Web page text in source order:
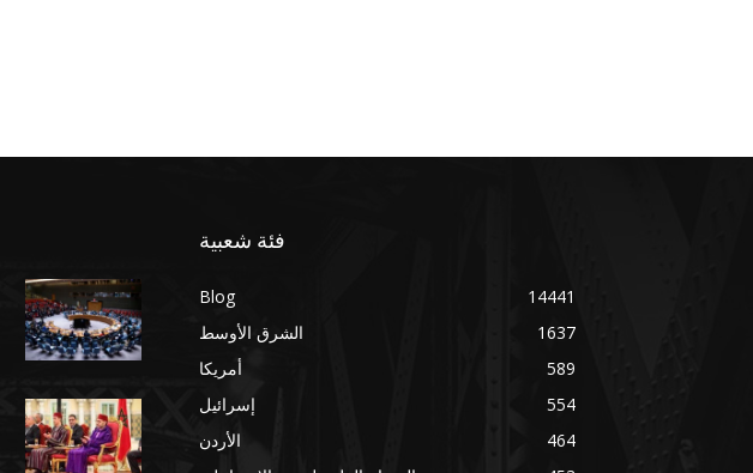
فئة شعبية
Blog
14441
الشرق الأوسط
1637
أمريكا
589
إسرائيل
554
الأردن
464